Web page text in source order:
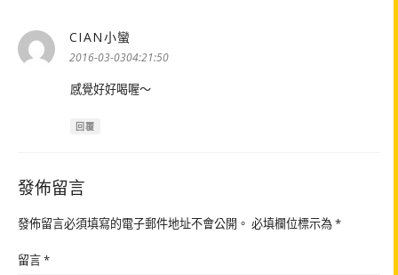
CIAN小蠻
示:
2016-03-0304:21:50
感覺好好喝喔～
回覆
發佈留言
發佈留言必須填寫的電子郵件地址不會公開。 必填欄位標示為*
留言*